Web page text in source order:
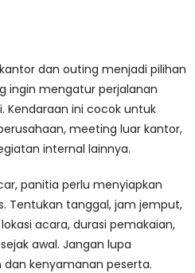
dan outing menjadi pilihan
ingin mengatur perjalanan
Kendaraan ini cocok untuk
meeting luar kantor,
internal lainnya.
panitia perlu menyiapkan
Tentukan tanggal, jam jemput,
acara, durasi pemakaian,
awal. Jangan lupa
kenyamanan peserta.